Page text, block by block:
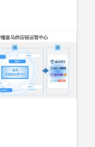
能长效运
营